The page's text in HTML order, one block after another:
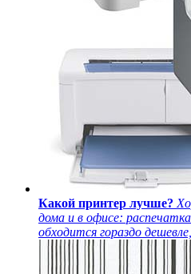
Какой принтер лучше?
дома и в офисе:
обходится гораздо